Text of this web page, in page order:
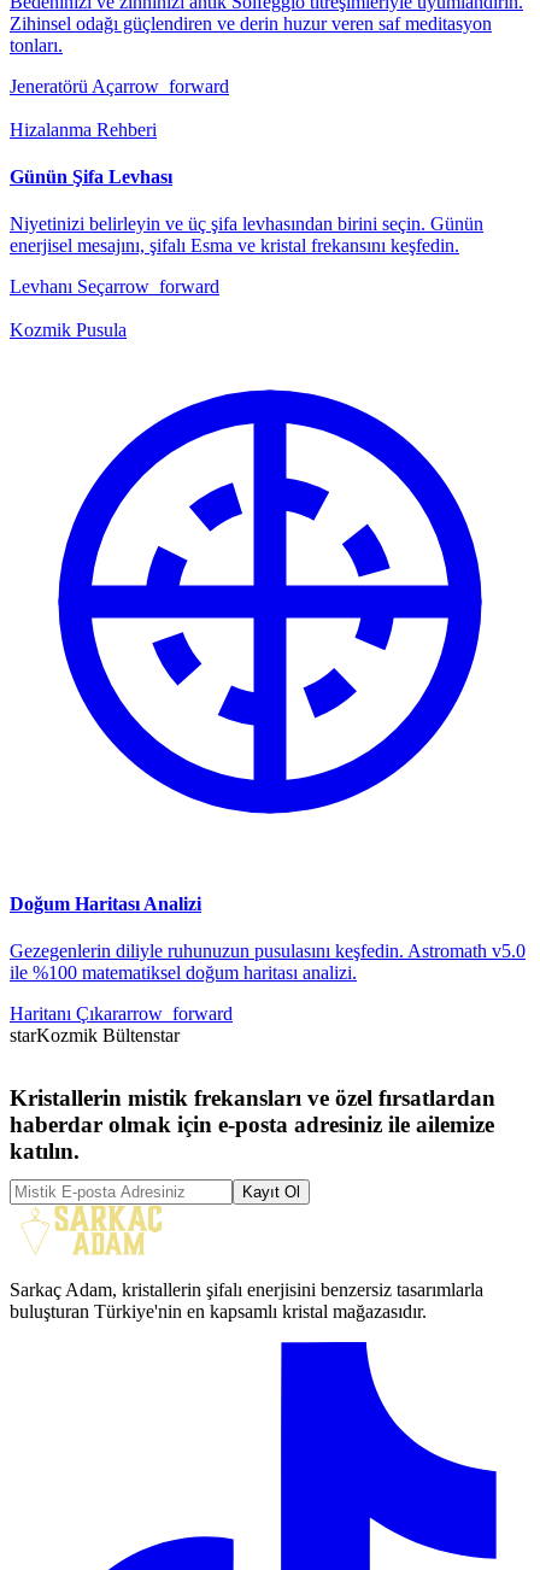
Zihinsel odağı güçlendiren ve derin huzur veren saf meditasyon
tonları.
Jeneratörü Açarrow_forward
Hizalanma Rehberi
Günün Şifa Levhası
Niyetinizi belirleyin ve üç şifa levhasından birini seçin. Günün
enerjisel mesajını, şifalı Esma ve kristal frekansını keşfedin.
Levhanı Seçarrow_forward
Kozmik Pusula
Doğum Haritası Analizi
Gezegenlerin diliyle ruhunuzun pusulasını keşfedin. Astromath v5.0
ile %100 matematiksel doğum haritası analizi.
Haritanı Çıkararrow_forward
starKozmik Bültenstar
Kristallerin mistik frekansları ve özel fırsatlardan
haberdar olmak için e-posta adresiniz ile ailemize
katılın.
Kayıt Ol
Sarkaç Adam, kristallerin şifalı enerjisini benzersiz tasarımlarla
buluşturan Türkiye'nin en kapsamlı kristal mağazasıdır.